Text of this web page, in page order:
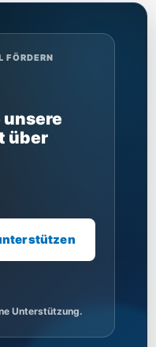
FÖRDERN
über
Unterstützung.